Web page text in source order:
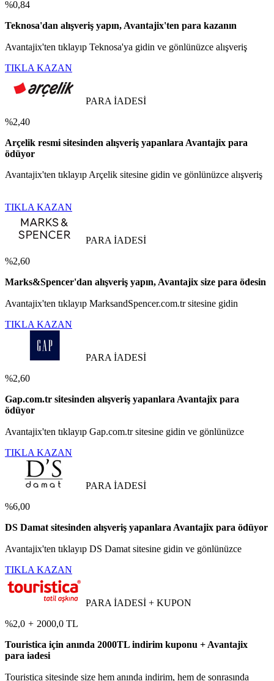
%0,84
Teknosa'dan alışveriş yapın, Avantajix'ten para kazanın
Avantajix'ten tıklayıp Teknosa'ya gidin ve gönlünüzce alışveriş
TIKLA KAZAN
PARA İADESİ
%2,40
Arçelik resmi sitesinden alışveriş yapanlara Avantajix para
ödüyor
Avantajix'ten tıklayıp Arçelik sitesine gidin ve gönlünüzce alışveriş
TIKLA KAZAN
PARA İADESİ
%2,60
Marks&Spencer'dan alışveriş yapın, Avantajix size para ödesin
Avantajix'ten tıklayıp MarksandSpencer.com.tr sitesine gidin
TIKLA KAZAN
PARA İADESİ
%2,60
Gap.com.tr sitesinden alışveriş yapanlara Avantajix para
ödüyor
Avantajix'ten tıklayıp Gap.com.tr sitesine gidin ve gönlünüzce
TIKLA KAZAN
PARA İADESİ
%6,00
DS Damat sitesinden alışveriş yapanlara Avantajix para ödüyor
Avantajix'ten tıklayıp DS Damat sitesine gidin ve gönlünüzce
TIKLA KAZAN
PARA İADESİ + KUPON
%2,0 + 2000,0 TL
Touristica için anında 2000TL indirim kuponu + Avantajix
para iadesi
Touristica sitesinde size hem anında indirim, hem de sonrasında